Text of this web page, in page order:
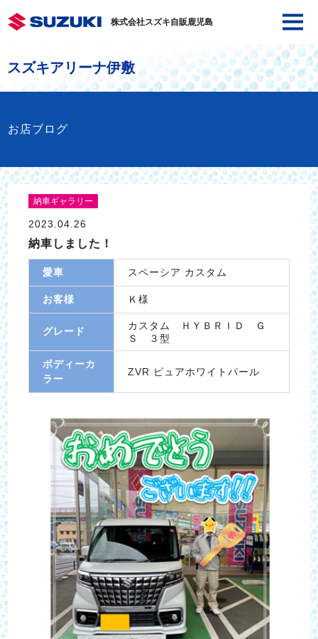
株式会社スズキ自販鹿児島
スズキアリーナ伊敷
お店ブログ
納車ギャラリー
2023.04.26
納車しました！
愛車 スペーシア カスタム
お客様 Ｋ様
グレード
カスタム ＨＹＢＲＩＤ Ｇ
Ｓ ３型
ボディーカ
ラー
ZVR ピュアホワイトパール